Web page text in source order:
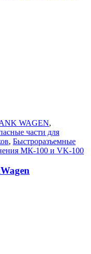
WAGEN,
части для
, Быстроразъемные
МК-100 и VK-100